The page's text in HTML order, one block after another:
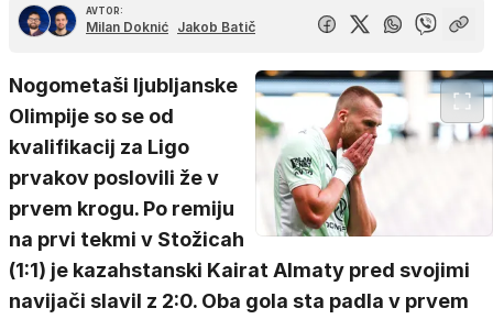
AVTOR:
Milan Doknić Jakob Batič
Nogometaši ljubljanske
Olimpije so se od
kvalifikacij za Ligo
prvakov poslovili že v
prvem krogu. Po remiju
na prvi tekmi v Stožicah
(1:1) je kazahstanski Kairat Almaty pred svojimi
navijači slavil z 2:0. Oba gola sta padla v prvem